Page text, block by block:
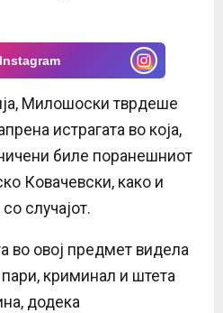
Милошоски тврдеше
истрагата во која,
биле поранешниот
Ковачевски, како и
случајот.
во овој предмет видела
криминал и штета
додека